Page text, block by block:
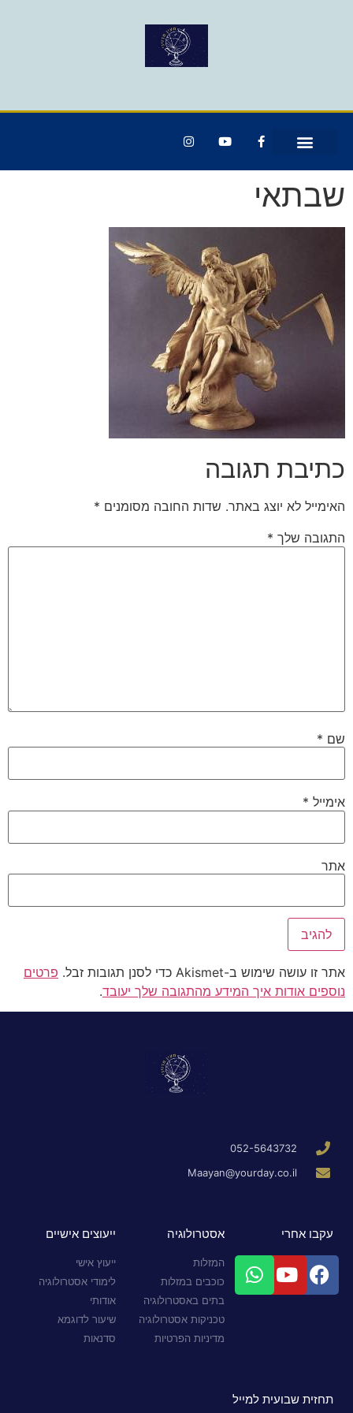
שבתאי
כתיבת תגובה
האימייל לא יוצג באתר. שדות החובה מסומנים *
התגובה שלך *
שם *
אימייל *
אתר
אתר זו עושה שימוש ב-Akismet כדי לסנן תגובות זבל.
פרטים
נוספים אודות איך המידע מהתגובה שלך יעובד.
052-5643732
Maayan@yourday.co.il
עקבו אחרי אסטרולוגיה
המזלות
כוכבים במזלות
בתים באסטרולוגיה
טכניקות אסטרולוגיה
מדיניות הפרטיות
ייעוצים אישיים
ייעוץ אישי
לימודי אסטרולוגיה
אודותי
שיעור לדוגמא
סדנאות
תחזית שבועית למייל